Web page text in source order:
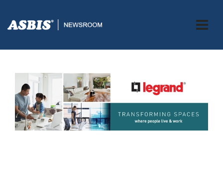
ASBIS.BA>SUPPLIERS> NOVI BRAND U PORTFOLIJU – LEGRAND